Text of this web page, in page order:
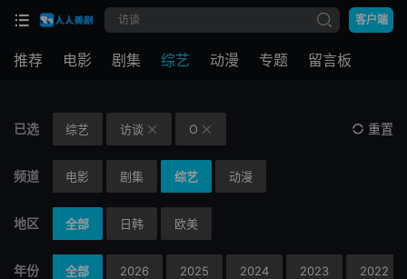
客户端
推荐 电影 剧集 综艺 动漫 专题 留言板
已选 综艺 访谈  O  重置
频道 电影 剧集 综艺 动漫
地区 全部 日韩 欧美
年份 全部 2026 2025 2024 2023 2022